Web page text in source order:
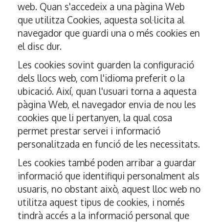
web. Quan s'accedeix a una pàgina Web
que utilitza Cookies, aquesta sol·licita al
navegador que guardi una o més cookies en
el disc dur.
Les cookies sovint guarden la configuració
dels llocs web, com l'idioma preferit o la
ubicació. Així, quan l'usuari torna a aquesta
pàgina Web, el navegador envia de nou les
cookies que li pertanyen, la qual cosa
permet prestar servei i informació
personalitzada en funció de les necessitats.
Les cookies també poden arribar a guardar
informació que identifiqui personalment als
usuaris, no obstant això, aquest lloc web no
utilitza aquest tipus de cookies, i només
tindrà accés a la informació personal que